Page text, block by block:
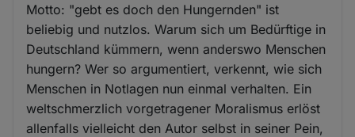
Motto: "gebt es doch den Hungernden" ist
beliebig und nutzlos. Warum sich um Bedürftige in
Deutschland kümmern, wenn anderswo Menschen
hungern? Wer so argumentiert, verkennt, wie sich
Menschen in Notlagen nun einmal verhalten. Ein
weltschmerzlich vorgetragener Moralismus erlöst
allenfalls vielleicht den Autor selbst in seiner Pein,